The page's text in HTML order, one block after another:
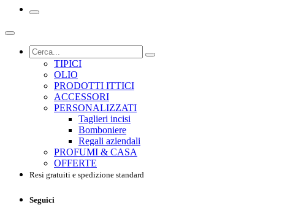
TIPICI
OLIO
PRODOTTI ITTICI
ACCESSORI
PERSONALIZZATI
Taglieri incisi
Bomboniere
Regali aziendali
PROFUMI & CASA
OFFERTE
Resi gratuiti e spedizione standard
Seguici